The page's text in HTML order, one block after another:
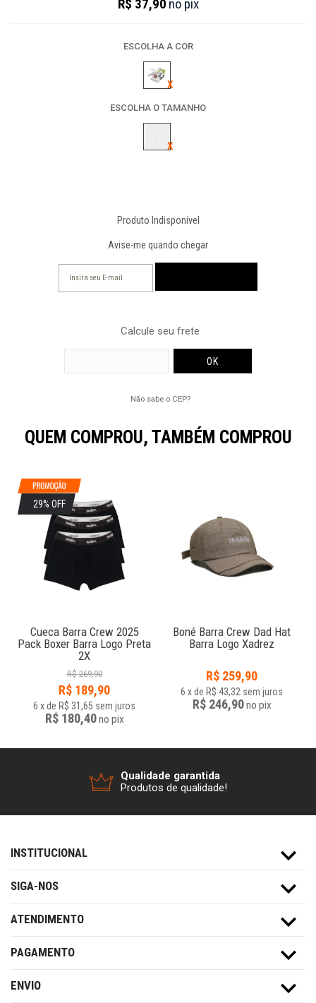
R$ 37,90 no pix
ESCOLHA A COR
ESCOLHA O TAMANHO
-
Produto Indisponível
Avise-me quando chegar
Calcule seu frete
Não sabe o CEP?
QUEM COMPROU, TAMBÉM COMPROU
29% OFF
Cueca Barra Crew 2025
Pack Boxer Barra Logo Preta
2X
R$ 269,90
R$ 189,90
6 xde R$ 31,65 sem juros
R$ 180,40no pix
Boné Barra Crew Dad Hat
Barra Logo Xadrez
R$ 259,90
6 xde R$ 43,32 sem juros
R$ 246,90no pix
Qualidade garantida
Produtos de qualidade!
INSTITUCIONAL
SIGA-NOS
ATENDIMENTO
PAGAMENTO
ENVIO